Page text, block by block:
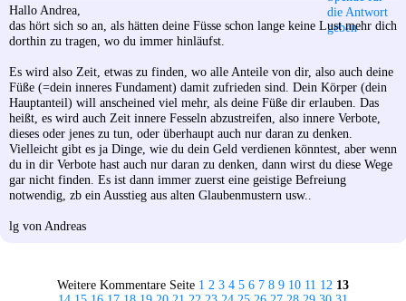
Hallo Andrea,
das hört sich so an, als hätten deine Füsse schon lange keine Lust mehr dich
dorthin zu tragen, wo du immer hinläufst.
Es wird also Zeit, etwas zu finden, wo alle Anteile von dir, also auch deine
Füße (=dein inneres Fundament) damit zufrieden sind. Dein Körper (dein
Hauptanteil) will anscheined viel mehr, als deine Füße dir erlauben. Das
heißt, es wird auch Zeit innere Fesseln abzustreifen, also innere Verbote,
dieses oder jenes zu tun, oder überhaupt auch nur daran zu denken.
Vielleicht gibt es ja Dinge, wie du dein Geld verdienen könntest, aber wenn
du in dir Verbote hast auch nur daran zu denken, dann wirst du diese Wege
gar nicht finden. Es ist dann immer zuerst eine geistige Befreiung
notwendig, zb ein Ausstieg aus alten Glaubenmustern usw..
lg von Andreas
Weitere Kommentare Seite 1 2 3 4 5 6 7 8 9 10 11 12 13